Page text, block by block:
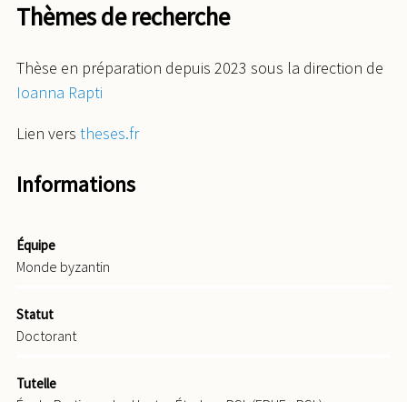
Thèmes de recherche
Thèse en préparation depuis 2023 sous la direction de
Ioanna Rapti
Lien vers theses.fr
Informations
Équipe
Monde byzantin
Statut
Doctorant
Tutelle